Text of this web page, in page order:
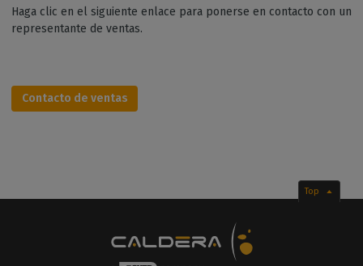
Haga clic en el siguiente enlace para ponerse en contacto con un
representante de ventas.
Contacto de ventas
Top